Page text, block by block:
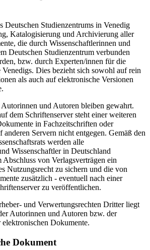
Deutschen Studienzentrums in Venedig
Katalogisierung und Archivierung aller
die durch Wissenschaftlerinnen und
Deutschen Studienzentrum verbunden
bzw. durch Experten/innen für die
Dies bezieht sich sowohl auf rein
als auch auf elektronische Versionen
und Autoren bleiben gewahrt.
dem Schriftenserver steht einer weiteren
in Fachzeitschriften oder
Servern nicht entgegen. Gemäß den
werden alle
Wissenschaftler in Deutschland
von Verlagsverträgen ein
Nutzungsrecht zu sichern und die von
zusätzlich - eventuell nach einer
zu veröffentlichen.
und Verwertungsrechten Dritter liegt
Autorinnen und Autoren bzw. der
elektronischen Dokumente.
Dokument